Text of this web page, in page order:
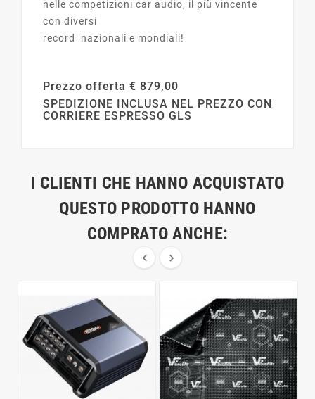
nelle competizioni car audio, il più vincente
con diversi
record nazionali e mondiali!
Prezzo offerta € 879,00
SPEDIZIONE INCLUSA NEL PREZZO CON
CORRIERE ESPRESSO GLS
I CLIENTI CHE HANNO ACQUISTATO
QUESTO PRODOTTO HANNO
COMPRATO ANCHE:
 